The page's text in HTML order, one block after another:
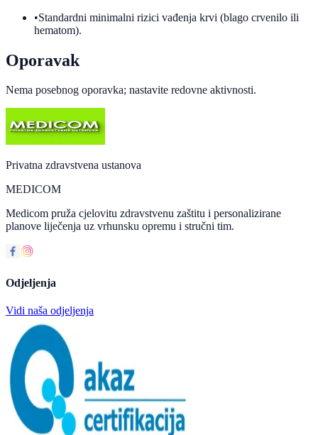
•Standardni minimalni rizici vađenja krvi (blago crvenilo ili
hematom).
Oporavak
Nema posebnog oporavka; nastavite redovne aktivnosti.
Privatna zdravstvena ustanova
MEDICOM
Medicom pruža cjelovitu zdravstvenu zaštitu i personalizirane
planove liječenja uz vrhunsku opremu i stručni tim.
Odjeljenja
Vidi naša odjeljenja